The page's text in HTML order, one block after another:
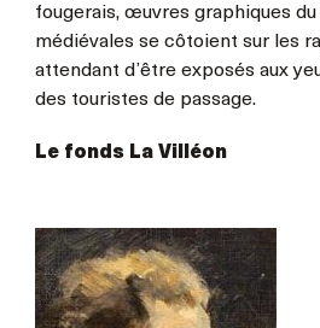
fougerais, œuvres graphiques
médiévales se côtoient sur les
attendant d’être exposés aux
des touristes de passage.
Le fonds La Villéon